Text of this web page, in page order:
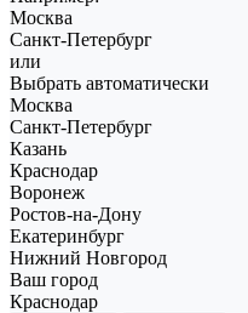
Москва
Санкт-Петербург
или
Выбрать автоматически
Москва
Санкт-Петербург
Казань
Краснодар
Воронеж
Ростов-на-Дону
Екатеринбург
Нижний Новгород
Ваш город
Краснодар